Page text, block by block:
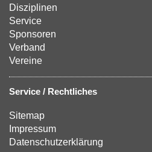
Disziplinen
Service
Sponsoren
Verband
Vereine
Service / Rechtliches
Sitemap
Impressum
Datenschutzerklärung